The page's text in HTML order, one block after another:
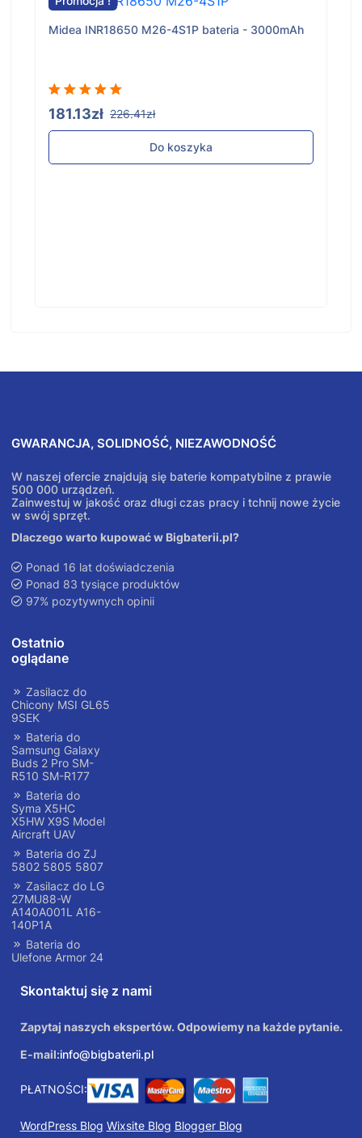
Midea INR18650 M26-4S1P bateria - 3000mAh
181.13zł 226.41zł
Do koszyka
GWARANCJA, SOLIDNOŚĆ, NIEZAWODNOŚĆ
W naszej ofercie znajdują się baterie kompatybilne z prawie
500 000 urządzeń.
Zainwestuj w jakość oraz długi czas pracy i tchnij nowe życie
w swój sprzęt.
Dlaczego warto kupować w Bigbaterii.pl?
Ponad 16 lat doświadczenia
Ponad 83 tysiące produktów
97% pozytywnych opinii
Ostatnio
oglądane
Zasilacz do
Chicony MSI GL65
9SEK
Bateria do
Samsung Galaxy
Buds 2 Pro SM-
R510 SM-R177
Bateria do
Syma X5HC
X5HW X9S Model
Aircraft UAV
Bateria do ZJ
5802 5805 5807
Zasilacz do LG
27MU88-W
A140A001L A16-
140P1A
Bateria do
Ulefone Armor 24
Skontaktuj się z nami
Zapytaj naszych ekspertów. Odpowiemy na każde pytanie.
E-mail:info@bigbaterii.pl
PŁATNOŚCI:
WordPress Blog Wixsite Blog Blogger Blog